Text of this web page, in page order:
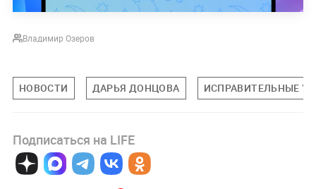
Владимир Озеров
НОВОСТИ ДАРЬЯ ДОНЦОВА ИСПРАВИТЕЛЬНЫЕ
Подписаться на LIFE